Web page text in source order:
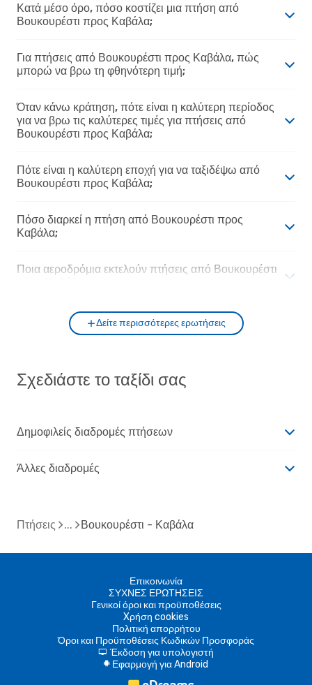
Κατά μέσο όρο, πόσο κοστίζει μια πτήση από
Βουκουρέστι προς Καβάλα;
Για πτήσεις από Βουκουρέστι προς Καβάλα, πώς
μπορώ να βρω τη φθηνότερη τιμή;
Όταν κάνω κράτηση, πότε είναι η καλύτερη περίοδος
για να βρω τις καλύτερες τιμές για πτήσεις από
Βουκουρέστι προς Καβάλα;
Πότε είναι η καλύτερη εποχή για να ταξιδέψω από
Βουκουρέστι προς Καβάλα;
Πόσο διαρκεί η πτήση από Βουκουρέστι προς
Καβάλα;
Ποια αεροδρόμια εκτελούν πτήσεις από Βουκουρέστι
Δείτε περισσότερες ερωτήσεις
Σχεδιάστε το ταξίδι σας
Δημοφιλείς διαδρομές πτήσεων
Άλλες διαδρομές
Πτήσεις Βουκουρέστι - Καβάλα
Επικοινωνία
ΣΥΧΝΕΣ ΕΡΩΤΗΣΕΙΣ
Γενικοί όροι και προϋποθέσεις
Xρήση cookies
Πολιτική απορρήτου
Όροι και Προϋποθέσεις Κωδικών Προσφοράς
d Έκδοση για υπολογιστή
A Εφαρμογή για Android